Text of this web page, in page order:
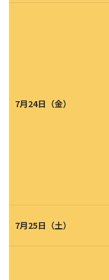
7月24日（金）
7月25日（土）